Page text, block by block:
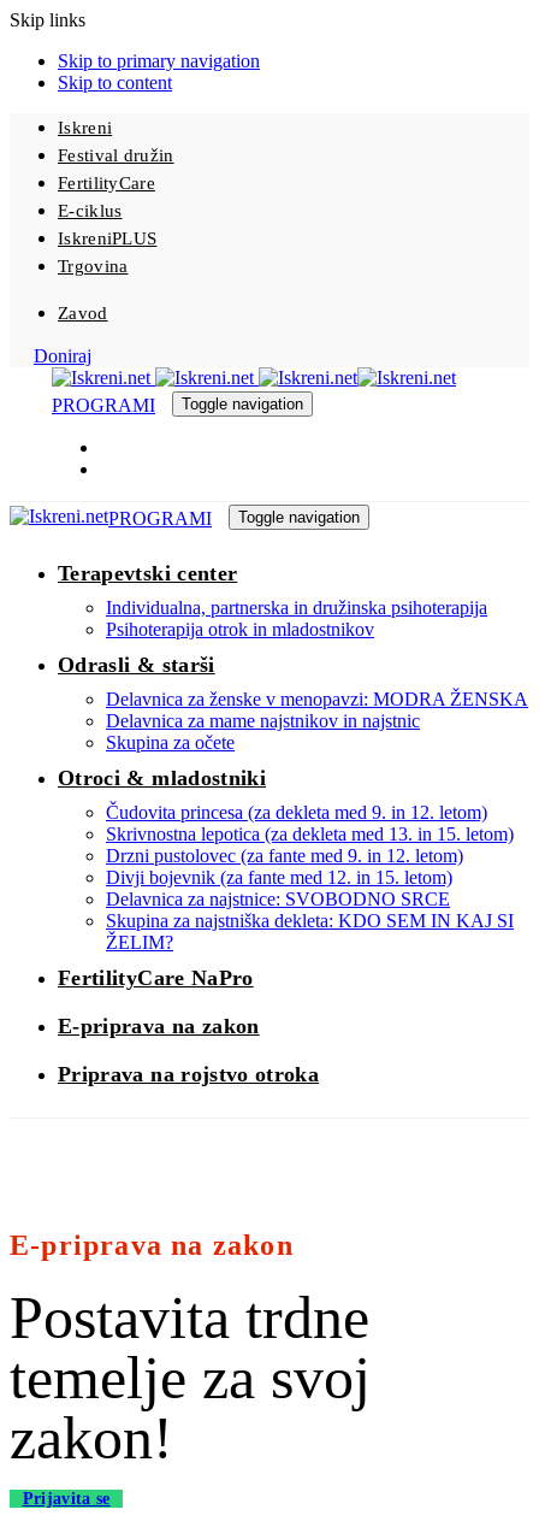
Skip links
Skip to primary navigation
Skip to content
Iskreni
Festival družin
FertilityCare
E-ciklus
IskreniPLUS
Trgovina
Zavod
Doniraj
Toggle navigation
Toggle navigation
Terapevtski center
Individualna, partnerska in družinska psihoterapija
Psihoterapija otrok in mladostnikov
Odrasli & starši
Delavnica za ženske v menopavzi: MODRA ŽENSKA
Delavnica za mame najstnikov in najstnic
Skupina za očete
Otroci & mladostniki
Čudovita princesa (za dekleta med 9. in 12. letom)
Skrivnostna lepotica (za dekleta med 13. in 15. letom)
Drzni pustolovec (za fante med 9. in 12. letom)
Divji bojevnik (za fante med 12. in 15. letom)
Delavnica za najstnice: SVOBODNO SRCE
Skupina za najstniška dekleta: KDO SEM IN KAJ SI
ŽELIM?
FertilityCare NaPro
E-priprava na zakon
Priprava na rojstvo otroka
E-priprava na zakon
Postavita trdne
temelje za svoj
zakon!
Prijavita se